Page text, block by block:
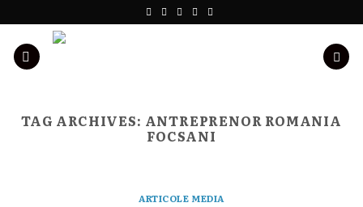
to
content
TAG ARCHIVES: ANTREPRENOR ROMANIA
FOCSANI
ARTICOLE MEDIA